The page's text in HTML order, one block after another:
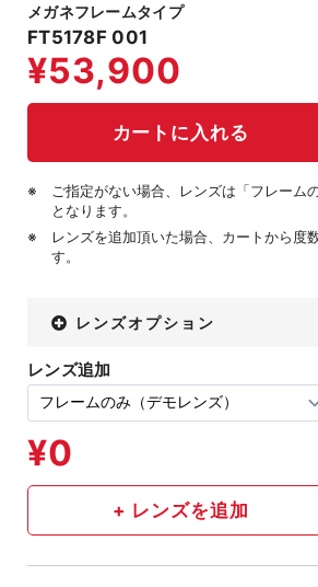
メガネフレームタイプ
FT5178F 001
ご指定がない場合、レンズは「フレーム
となります。
レンズを追加頂いた場合、カートから度
す。
レンズオプション
レンズ追加